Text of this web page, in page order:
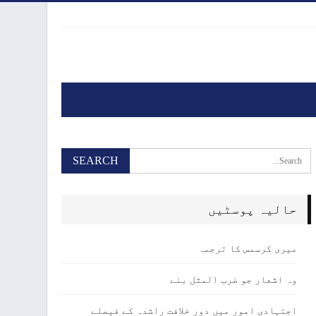
حالیہ پوسٹیں
میری کرسمس کا ترجمہ
وہ اشعار جو ضرب المثل بنے
اجتہادی امور میں دور خلافت راشدہ کے فیصلے